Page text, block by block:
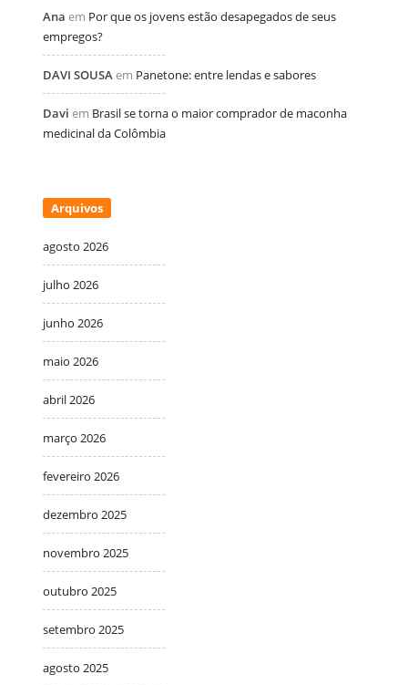
Ana em Por que os jovens estão desapegados de seus
empregos?
DAVI SOUSAem Panetone: entre lendas e sabores
Davi em Brasil se torna o maior comprador de maconha
medicinal da Colômbia
Arquivos
agosto 2026
julho 2026
junho 2026
maio 2026
abril 2026
março 2026
fevereiro 2026
dezembro 2025
novembro 2025
outubro 2025
setembro 2025
agosto 2025